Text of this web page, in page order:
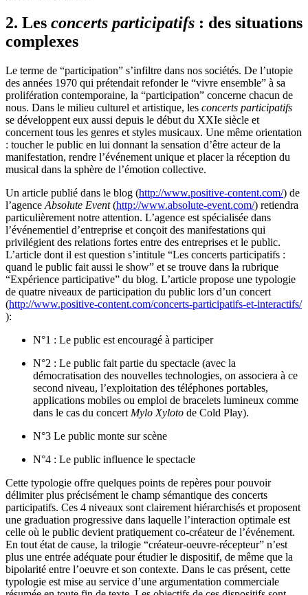
2. Les concerts participatifs : des situations
complexes
Le terme de “participation” s’infiltre dans nos sociétés. De l’utopie
des années 1970 qui prétendait refonder le “vivre ensemble” à sa
prolifération contemporaine, la “participation” concerne chacun de
nous. Dans le milieu culturel et artistique, les concerts participatifs
se développent eux aussi depuis le début du XXIe siècle et
concernent tous les genres et styles musicaux. Une même orientation
: toucher le public en lui donnant la sensation d’être acteur de la
manifestation, rendre l’événement unique et placer la réception du
musical dans la sphère de l’émotion collective.
Un article publié dans le blog (http://www.positive-content.com/) de
l’agence Absolute Event(http://www.absolute-event.com/) retiendra
particulièrement notre attention. L’agence est spécialisée dans
l’événementiel d’entreprise et conçoit des manifestations qui
privilégient des relations fortes entre des entreprises et le public.
L’article dont il est question s’intitule “Les concerts participatifs :
quand le public fait aussi le show” et se trouve dans la rubrique
“Expérience participative” du blog. L’article propose une typologie
de quatre niveaux de participation du public lors d’un concert
(http://www.positive-content.com/concerts-participatifs-et-interactifs/
):
N°1 : Le public est encouragé à participer
N°2 : Le public fait partie du spectacle (avec la
démocratisation des nouvelles technologies, on associera à ce
second niveau, l’exploitation des téléphones portables,
applications mobiles ou emploi de bracelets lumineux comme
dans le cas du concert Mylo Xyloto de Cold Play).
N°3 Le public monte sur scène
N°4 : Le public influence le spectacle
Cette typologie offre quelques points de repères pour pouvoir
délimiter plus précisément le champ sémantique des concerts
participatifs. Ces 4 niveaux sont clairement hiérarchisés et proposent
une graduation progressive dans laquelle l’interaction optimale est
celle où le public devient pratiquement co-créateur de l’événement.
En tout état de cause, la trilogie “créateur-oeuvre-récepteur” n’est
plus une entrée adéquate pour étudier le dispositif, de même que la
bipolarité entre l’oeuvre et son contexte. Dans le cas présent, cette
typologie est mise au service d’une argumentation commerciale